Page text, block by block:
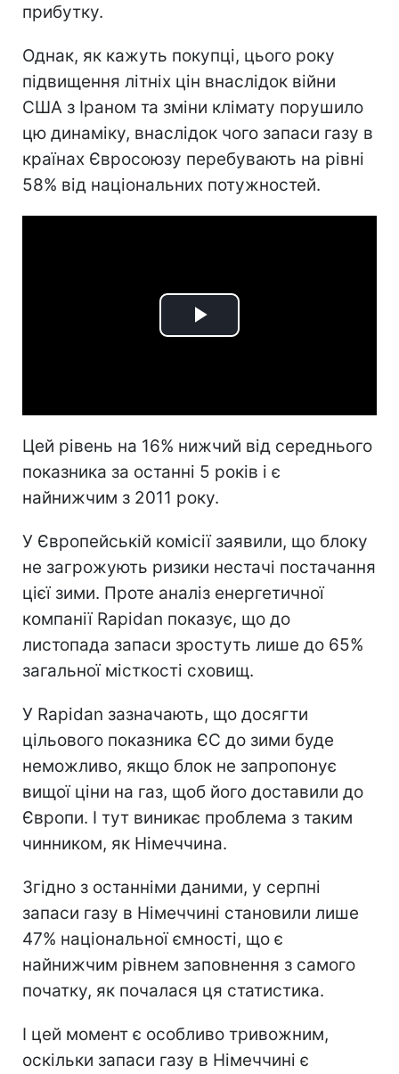
прибутку.
Однак, як кажуть покупці, цього року
підвищення літніх цін внаслідок війни
США з Іраном та зміни клімату порушило
цю динаміку, внаслідок чого запаси газу в
країнах Євросоюзу перебувають на рівні
58% від національних потужностей.
Play
Цей рівень на 16% нижчий від середнього
показника за останні 5 років і є
найнижчим з 2011 року.
У Європейській комісії заявили, що блоку
не загрожують ризики нестачі постачання
цієї зими. Проте аналіз енергетичної
компанії Rapidan показує, що до
листопада запаси зростуть лише до 65%
загальної місткості сховищ.
У Rapidan зазначають, що досягти
цільового показника ЄС до зими буде
неможливо, якщо блок не запропонує
вищої ціни на газ, щоб його доставили до
Європи. І тут виникає проблема з таким
чинником, як Німеччина.
Згідно з останніми даними, у серпні
запаси газу в Німеччині становили лише
47% національної ємності, що є
найнижчим рівнем заповнення з самого
початку, як почалася ця статистика.
І цей момент є особливо тривожним,
оскільки запаси газу в Німеччині є